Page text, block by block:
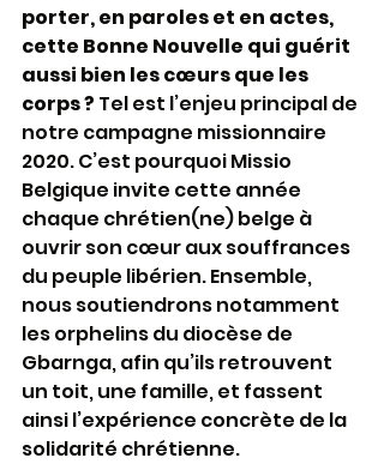
porter, en paroles et en actes,
cette Bonne Nouvelle qui guérit
aussi bien les cœurs que les
corps ? Tel est l’enjeu principal de
notre campagne missionnaire
2020. C’est pourquoi Missio
Belgique invite cette année
chaque chrétien(ne) belge à
ouvrir son cœur aux souffrances
du peuple libérien. Ensemble,
nous soutiendrons notamment
les orphelins du diocèse de
Gbarnga, afin qu’ils retrouvent
un toit, une famille, et fassent
ainsi l’expérience concrète de la
solidarité chrétienne.